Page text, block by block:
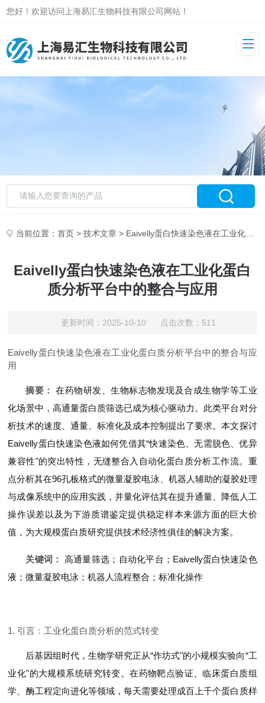
您好！欢迎访问上海易汇生物科技有限公司网站！
当前位置：首页 >技术文章 > Eaivelly蛋白快速染色液在工业化蛋白质分析平台中的整合与应用
Eaivelly蛋白快速染色液在工业化蛋白
质分析平台中的整合与应用
更新时间：2025-10-10 点击次数：511
Eaivelly蛋白快速染色液在工业化蛋白质分析平台中的整合与应
用
摘要：
在药物研发、生物标志物发现及合成生物学等工业
化场景中，高通量蛋白质筛选已成为核心驱动力。此类平台对分
析技术的速度、通量、标准化及成本控制提出了要求。本文探讨
Eaivelly蛋白快速染色液如何凭借其“快速染色、无需脱色、优异
兼容性"的突出特性，无缝整合入自动化蛋白质分析工作流。重
点分析其在96孔板格式的微量凝胶电泳、机器人辅助的凝胶处理
与成像系统中的应用实践，并量化评估其在提升通量、降低人工
操作误差以及为下游质谱鉴定提供稳定样本来源方面的巨大价
值，为大规模蛋白质研究提供技术经济性俱佳的解决方案。
关键词：
高通量筛选；自动化平台；Eaivelly蛋白快速染色
液；微量凝胶电泳；机器人流程整合；标准化操作
1. 引言：工业化蛋白质分析的范式转变
后基因组时代，生物学研究正从“作坊式"的小规模实验向“工
业化"的大规模系统研究转变。在药物靶点验证、临床蛋白质组
学、酶工程定向进化等领域，每天需要处理成百上千个蛋白质样